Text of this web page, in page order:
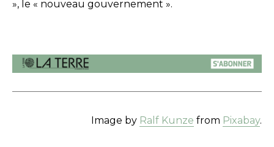
», le « nouveau gouvernement ».
Image by Ralf Kunze from Pixabay.